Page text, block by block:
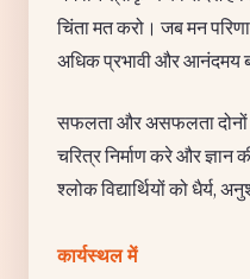
चिंता मत करो। जब मन
अधिक प्रभावी और आनंदमय
सफलता और असफलता दोनों
चरित्र निर्माण करे और ज्ञान
श्लोक विद्यार्थियों को धैर्य,
कार्यस्थल में